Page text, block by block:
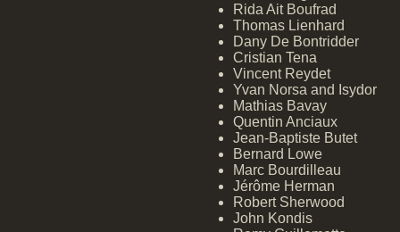
Rida Ait Boufrad
Thomas Lienhard
Dany De Bontridder
Cristian Tena
Vincent Reydet
Yvan Norsa and Isydor
Mathias Bavay
Quentin Anciaux
Jean-Baptiste Butet
Bernard Lowe
Marc Bourdilleau
Jérôme Herman
Robert Sherwood
John Kondis